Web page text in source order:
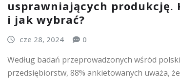
usprawniających produkcję.
i jak wybrać?
cze 28, 2024 0
Według badań przeprowadzonych wśród
przedsiębiorstw, 88% ankietowanych uważa, że